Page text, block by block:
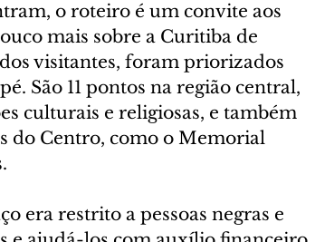
o roteiro é um convite aos
mais sobre a Curitiba de
visitantes, foram priorizados
São 11 pontos na região central,
culturais e religiosas, e também
do Centro, como o Memorial
era restrito a pessoas negras e